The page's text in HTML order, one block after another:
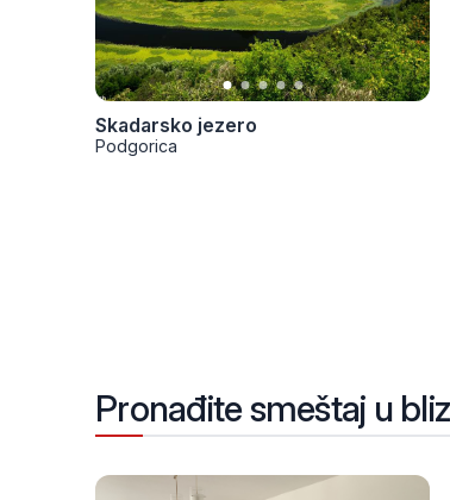
Skadarsko jezero
Podgorica
Pronađite smeštaj u